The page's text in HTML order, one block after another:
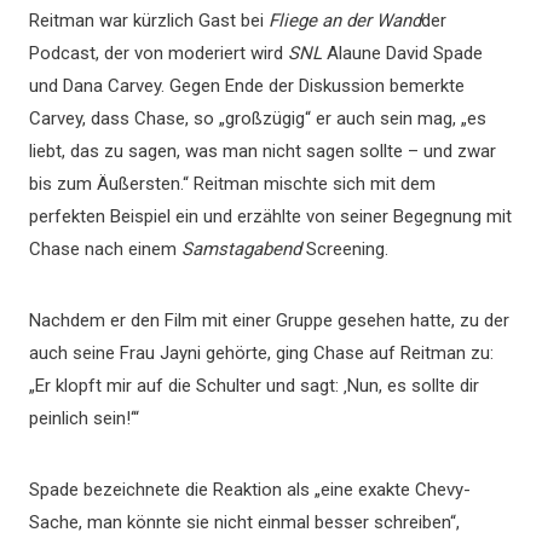
Reitman war kürzlich Gast bei Fliege an der Wandder
Podcast, der von moderiert wird SNL Alaune David Spade
und Dana Carvey. Gegen Ende der Diskussion bemerkte
Carvey, dass Chase, so „großzügig“ er auch sein mag, „es
liebt, das zu sagen, was man nicht sagen sollte – und zwar
bis zum Äußersten.“ Reitman mischte sich mit dem
perfekten Beispiel ein und erzählte von seiner Begegnung mit
Chase nach einem SamstagabendScreening.
Nachdem er den Film mit einer Gruppe gesehen hatte, zu der
auch seine Frau Jayni gehörte, ging Chase auf Reitman zu:
„Er klopft mir auf die Schulter und sagt: ‚Nun, es sollte dir
peinlich sein!‘“
Spade bezeichnete die Reaktion als „eine exakte Chevy-
Sache, man könnte sie nicht einmal besser schreiben“,